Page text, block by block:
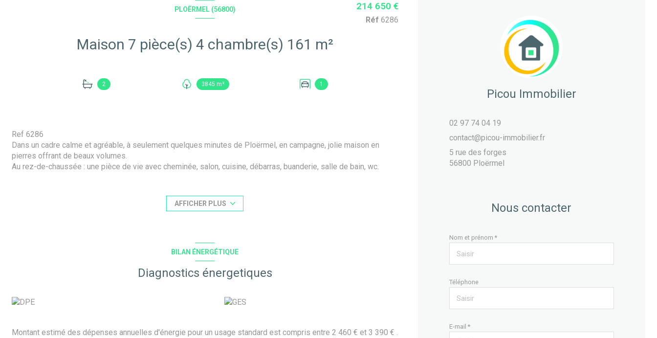
PLOËRMEL (56800)
Maison 7 pièce(s) 4 chambre(s) 161 m²
2 3845 m² 1
214 650 €
Réf 6286
Ref 6286
Dans un cadre calme et agréable, à seulement quelques minutes de Ploërmel, en campagne, jolie maison en
pierres offrant de beaux volumes.
Au rez-de-chaussée : une pièce de vie avec cheminée, salon, cuisine, débarras, buanderie, salle de bain, wc.
Montant estimé des dépenses annuelles d'énergie pour un usage standard : entre 2460 € et 3390 € par an. Prix
moyens des énergies indexés sur les années 2021, 2022, 2023 (abonnements compris)
Les informations sur les risques auxquels ce bien est exposé sont disponibles sur le site Géorisques :
AFFICHER PLUS
BILAN ÉNERGÉTIQUE
Diagnostics énergetiques
Montant estimé des dépenses annuelles d'énergie pour un usage standard est compris entre 2 460 € et 3 390 € .
Picou Immobilier
02 97 74 04 19
contact@picou-immobilier.fr
5 rue des forges
56800 Ploërmel
Nous contacter
Nom et prénom *
Téléphone
E-mail *